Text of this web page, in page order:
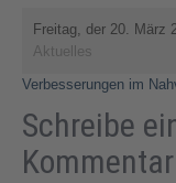
Freitag, der 20. März
Aktuelles
Verbesserungen im
Schreibe
Kommentar